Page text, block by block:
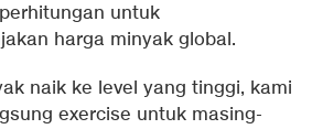
untuk
harga minyak global.
naik ke level yang tinggi, kami
exercise untuk masing-